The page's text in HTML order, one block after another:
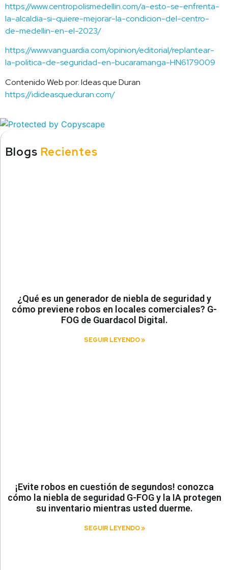
https://www.centropolismedellin.com/a-esto-se-enfrenta-
la-alcaldia-si-quiere-mejorar-la-condicion-del-centro-
de-medellin-en-el-2023/
https://www.vanguardia.com/opinion/editorial/replantear-
la-politica-de-seguridad-en-bucaramanga-HN6179009
Contenido Web por: Ideas que Duran
https://idideasqueduran.com/
Blogs Recientes
¿Qué es un generador de niebla de seguridad y
cómo previene robos en locales comerciales? G-
FOG de Guardacol Digital.
SEGUIR LEYENDO »
¡Evite robos en cuestión de segundos! conozca
cómo la niebla de seguridad G-FOG y la IA protegen
su inventario mientras usted duerme.
SEGUIR LEYENDO »